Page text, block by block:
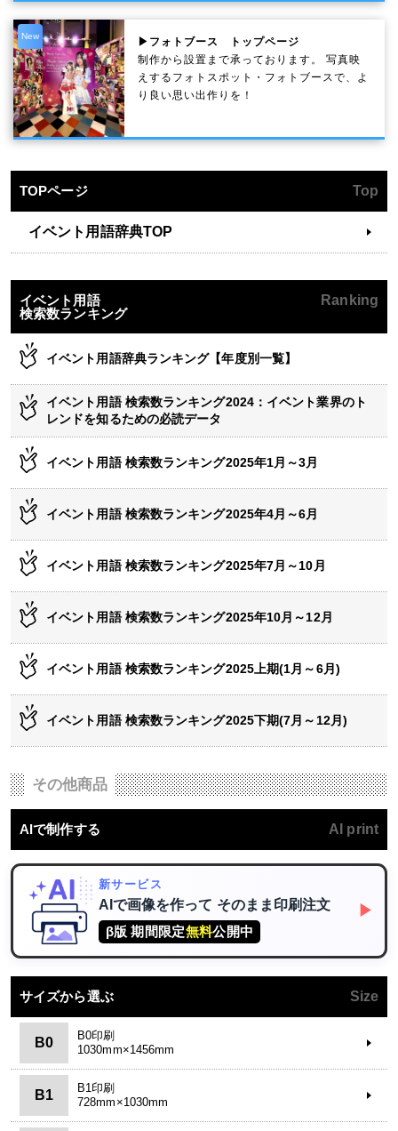
New
▶フォトブース トップページ
制作から設置まで承っております。 写真映
えするフォトスポット・フォトブースで、よ
り良い思い出作りを！
TOPページ Top
イベント用語辞典TOP
イベント用語
検索数ランキング
Ranking
イベント用語辞典ランキング【年度別一覧】
イベント用語 検索数ランキング2024：イベント業界のト
レンドを知るための必読データ
イベント用語 検索数ランキング2025年1月～3月
イベント用語 検索数ランキング2025年4月～6月
イベント用語 検索数ランキング2025年7月～10月
イベント用語 検索数ランキング2025年10月～12月
イベント用語 検索数ランキング2025上期(1月～6月)
イベント用語 検索数ランキング2025下期(7月～12月)
その他商品
AIで制作する AI print
新サービス
AIで画像を作って そのまま印刷注文
β版 期間限定無料公開中
▶
サイズから選ぶ Size
B0
B0印刷
1030mm×1456mm
B1
B1印刷
728mm×1030mm